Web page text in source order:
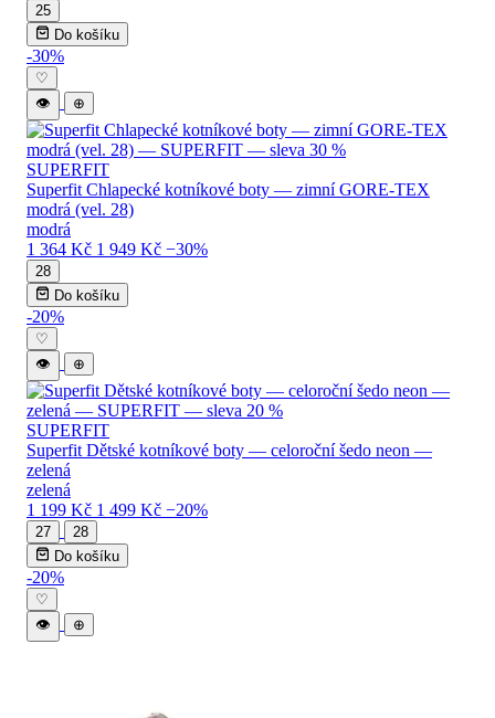
25
Do košíku
-30%
♡
👁
⊕
SUPERFIT
Superfit Chlapecké kotníkové boty — zimní GORE-TEX
modrá (vel. 28)
modrá
1 364 Kč 1 949 Kč −30%
28
Do košíku
-20%
♡
👁
⊕
SUPERFIT
Superfit Dětské kotníkové boty — celoroční šedo neon —
zelená
zelená
1 199 Kč 1 499 Kč −20%
27
28
Do košíku
-20%
♡
👁
⊕